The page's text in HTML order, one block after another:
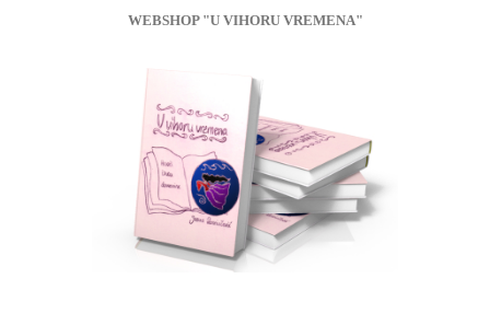
WEBSHOP "U VIHORU VREMENA"